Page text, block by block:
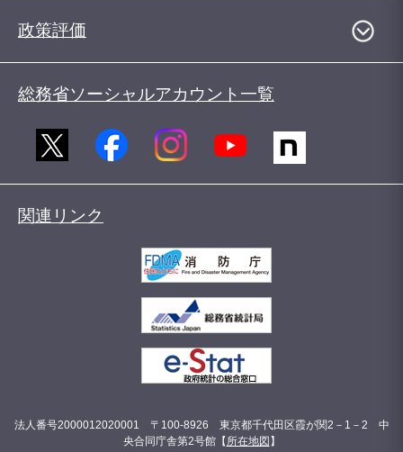
政策評価
総務省ソーシャルアカウント一覧
関連リンク
法人番号2000012020001 〒100-8926 東京都千代田区霞が関2－1－2 中
央合同庁舎第2号館【 所在地図 】